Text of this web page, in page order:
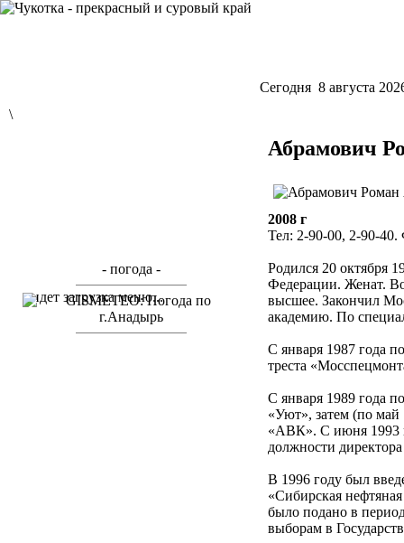
идет загрузка меню...
Cегодня 8 августа
\
- погода -
Абрамович
2008 г
Тел: 2-90-00, 2-90-40.
Родился 20 октября
Федерации. Женат.
высшее. Закончил
академию. По
С января 1987 года
треста
С января 1989 года
«Уют», затем (по
«АВК». С июня 1993
должности
В 1996 году был
«Сибирская
было подано в
выборам в